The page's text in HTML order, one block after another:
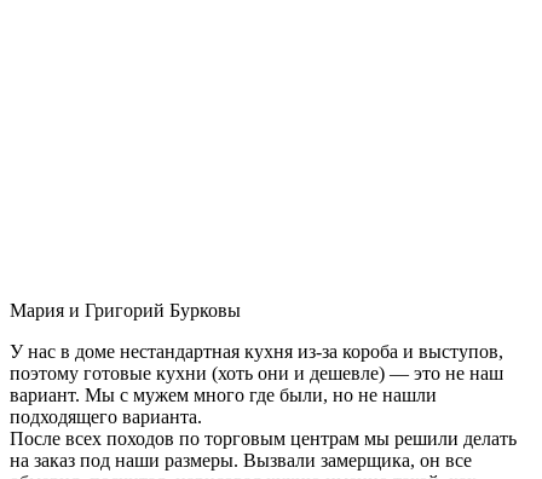
Мария и Григорий Бурковы
У нас в доме нестандартная кухня из-за короба и выступов,
поэтому готовые кухни (хоть они и дешевле) — это не наш
вариант. Мы с мужем много где были, но не нашли
подходящего варианта.
После всех походов по торговым центрам мы решили делать
на заказ под наши размеры. Вызвали замерщика, он все